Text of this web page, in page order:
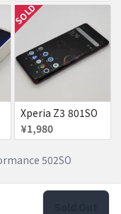
SOLD
Xperia Z3 801SO
¥1,980
502SO